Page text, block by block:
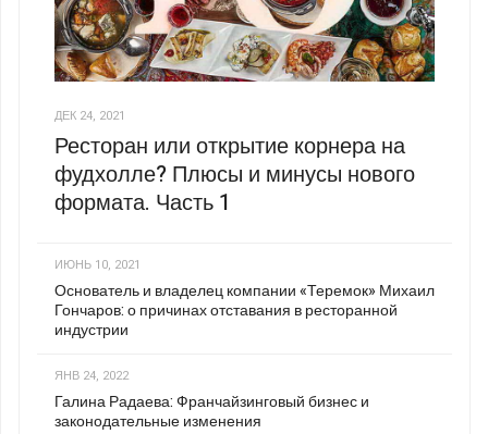
ДЕК 24, 2021
Ресторан или открытие корнера на
фудхолле? Плюсы и минусы нового
формата. Часть 1
ИЮНЬ 10, 2021
Основатель и владелец компании «Теремок» Михаил
Гончаров: о причинах отставания в ресторанной
индустрии
ЯНВ 24, 2022
Галина Радаева: Франчайзинговый бизнес и
законодательные изменения